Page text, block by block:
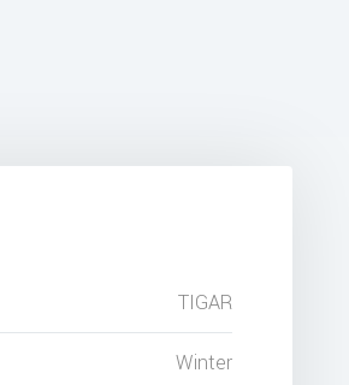
TIGAR
Winter